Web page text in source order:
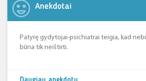
Anekdotai
Patyrę gydytojai-psichiatrai teigia, kad
būna tik neištirti.